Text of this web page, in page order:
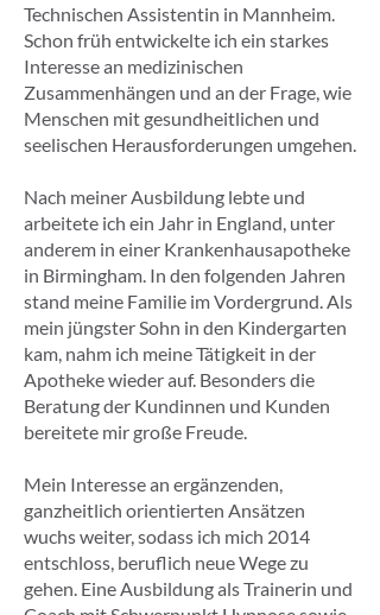
Technischen Assistentin in Mannheim.
Schon früh entwickelte ich ein starkes
Interesse an medizinischen
Zusammenhängen und an der Frage, wie
Menschen mit gesundheitlichen und
seelischen Herausforderungen umgehen.
Nach meiner Ausbildung lebte und
arbeitete ich ein Jahr in England, unter
anderem in einer Krankenhausapotheke
in Birmingham. In den folgenden Jahren
stand meine Familie im Vordergrund. Als
mein jüngster Sohn in den Kindergarten
kam, nahm ich meine Tätigkeit in der
Apotheke wieder auf. Besonders die
Beratung der Kundinnen und Kunden
bereitete mir große Freude.
Mein Interesse an ergänzenden,
ganzheitlich orientierten Ansätzen
wuchs weiter, sodass ich mich 2014
entschloss, beruflich neue Wege zu
gehen. Eine Ausbildung als Trainerin und